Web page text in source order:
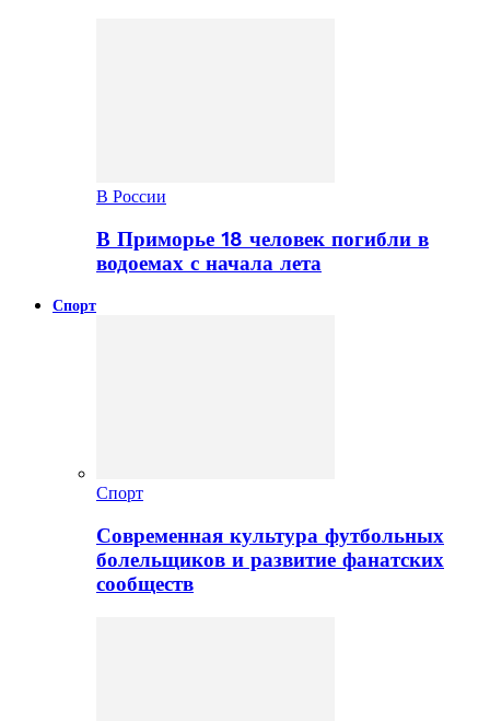
В России
В Приморье 18 человек погибли в
водоемах с начала лета
Спорт
Спорт
Современная культура футбольных
болельщиков и развитие фанатских
сообществ